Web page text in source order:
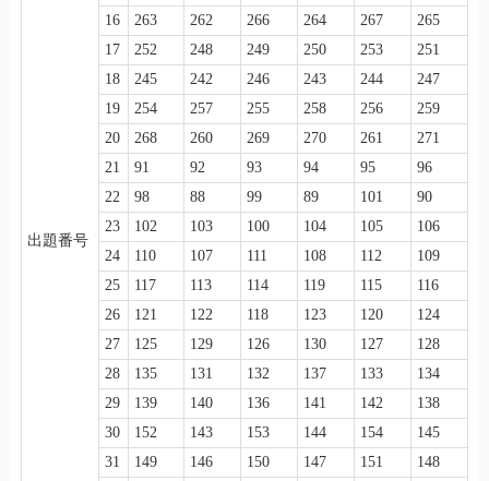
出題番号
16
263 262 266 264 267
265
17
252 248 249 250 253
251
18
245 242 246 243 244
247
19
254 257 255 258 256
259
20
268 260 269 270 261
271
21
91 92 93 94 95
96
22
98 88 99 89 101
90
23
102 103 100 104 105
106
24
110 107 111 108 112
109
25
117 113 114 119 115
116
26
121 122 118 123 120
124
27
125 129 126 130 127
128
28
135 131 132 137 133
134
29
139 140 136 141 142
138
30
152 143 153 144 154
145
31
149 146 150 147 151
148